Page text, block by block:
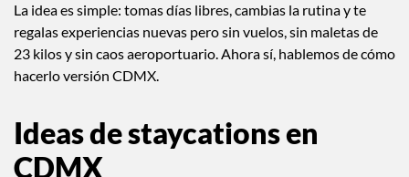
La idea es simple: tomas días libres, cambias la rutina y te
regalas experiencias nuevas pero sin vuelos, sin maletas de
23 kilos y sin caos aeroportuario. Ahora sí, hablemos de cómo
hacerlo versión CDMX.
Ideas de staycations en
CDMX